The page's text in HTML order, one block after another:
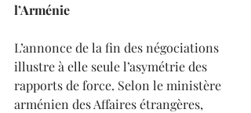
l’Arménie
L’annonce de la fin des négociations
illustre à elle seule l’asymétrie des
rapports de force. Selon le ministère
arménien des Affaires étrangères,